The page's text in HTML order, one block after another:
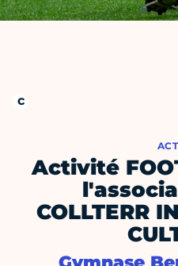
Activité
COLLTERR